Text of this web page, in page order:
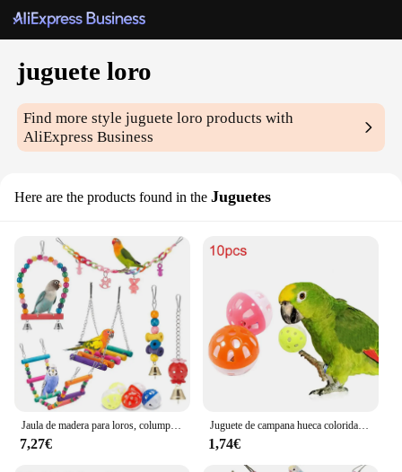
juguete loro
Find more stylejuguete loro products with
AliExpress Business
Here are the products found in the Juguetes
Jaula de madera para loros, columpio para pájaros, puente masticable fiable para morder, cuentas de madera con forma, juguete para loros, 11 piezas
7,27€
Juguete de campana hueca colorida para mascotas, jaula para masticar, 10 piezas
1,74€